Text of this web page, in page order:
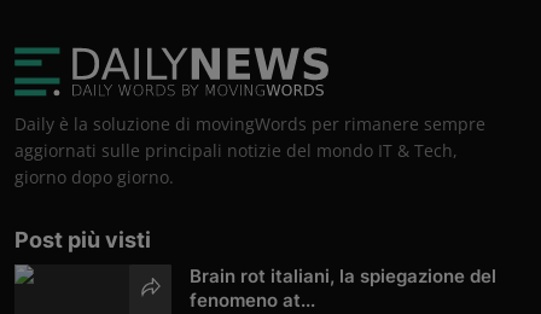
Daily è la soluzione di movingWords per rimanere sempre
aggiornati sulle principali notizie del mondo IT & Tech,
giorno dopo giorno.
Post più visti
Brain rot italiani, la spiegazione del
fenomeno at...